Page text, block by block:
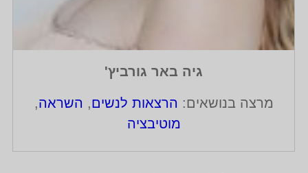
גיה באר גורביץ'
מרצה בנושאים: הרצאות לנשים, השראה,
מוטיבציה